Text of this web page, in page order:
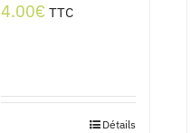
4.00€ TTC
Détails